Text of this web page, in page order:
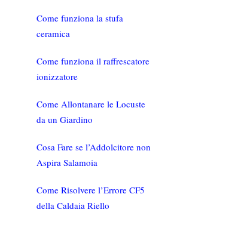
Come funziona la stufa
ceramica
Come funziona il raffrescatore
ionizzatore
Come Allontanare le Locuste
da un Giardino
Cosa Fare se l’Addolcitore non
Aspira Salamoia
Come Risolvere l’Errore CF5
della Caldaia Riello